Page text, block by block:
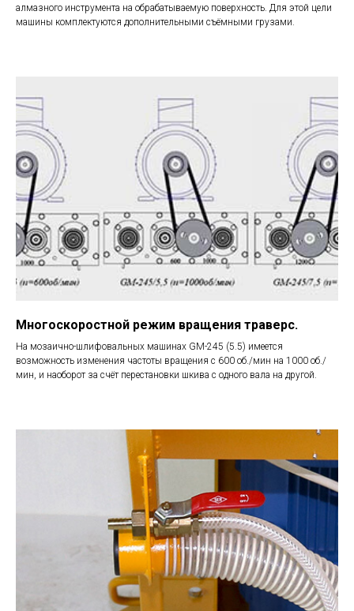
алмазного инструмента на обрабатываемую поверхность. Для этой цели
машины комплектуются дополнительными съёмными грузами.
Многоскоростной режим вращения траверс.
На мозаично-шлифовальных машинах GM-245 (5.5) имеется
возможность изменения частоты вращения с 600 об./мин на 1000 об./
мин, и наоборот за счёт перестановки шкива с одного вала на другой.